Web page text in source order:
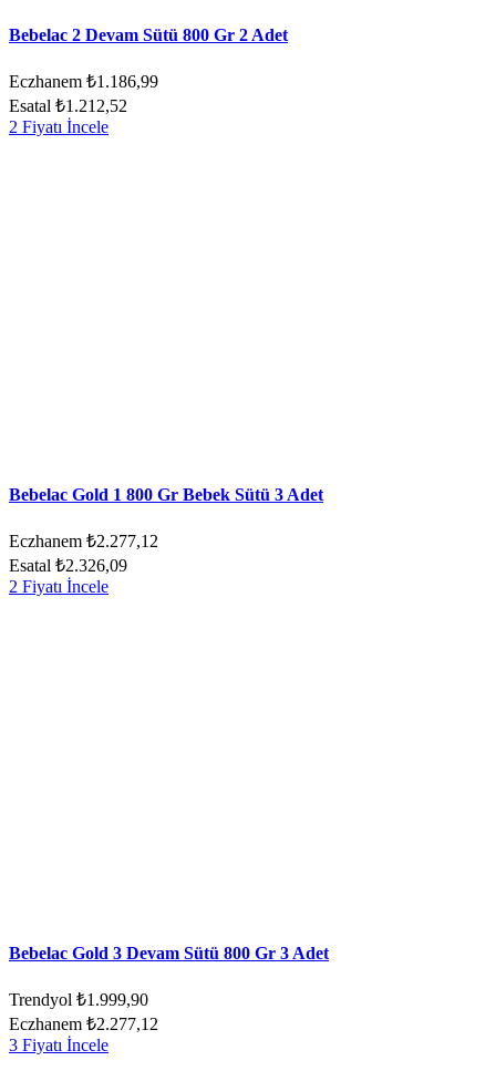
Bebelac 2 Devam Sütü 800 Gr 2 Adet
Eczhanem ₺1.186,99
Esatal ₺1.212,52
2 Fiyatı İncele
Bebelac Gold 1 800 Gr Bebek Sütü 3 Adet
Eczhanem ₺2.277,12
Esatal ₺2.326,09
2 Fiyatı İncele
Bebelac Gold 3 Devam Sütü 800 Gr 3 Adet
Trendyol ₺1.999,90
Eczhanem ₺2.277,12
3 Fiyatı İncele